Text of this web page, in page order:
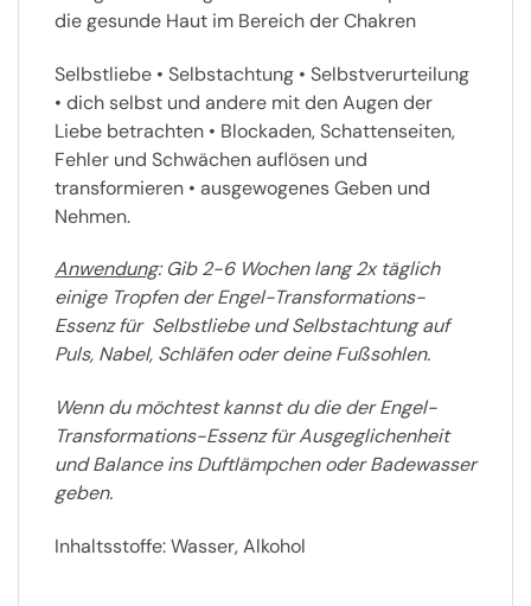
die gesunde Haut im Bereich der Chakren
Selbstliebe • Selbstachtung • Selbstverurteilung
• dich selbst und andere mit den Augen der
Liebe betrachten • Blockaden, Schattenseiten,
Fehler und Schwächen auflösen und
transformieren • ausgewogenes Geben und
Nehmen.
Anwendung: Gib 2-6 Wochen lang 2x täglich
einige Tropfen der Engel-Transformations-
Essenz für Selbstliebe und Selbstachtung auf
Puls, Nabel, Schläfen oder deine Fußsohlen.
Wenn du möchtest kannst du die der Engel-
Transformations-Essenz für Ausgeglichenheit
und Balance ins Duftlämpchen oder Badewasser
geben.
Inhaltsstoffe: Wasser, Alkohol